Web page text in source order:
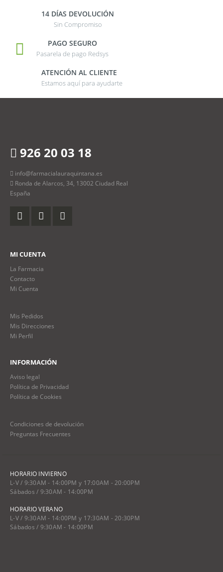
14 DÍAS DEVOLUCIÓN
Sin Compromiso
PAGO SEGURO
Pasarela de pago Redsys
ATENCIÓN AL CLIENTE
Estamos aquí para ayudarte
926 20 03 18
info@farmacialauraquintana.es
Ronda de Alarcos, 34, 13002 Ciudad Real
España
MI CUENTA
La Farmacia
Contacto
Mi Cuenta
Mis Pedidos
Mis Direcciones
Mi Perfil
INFORMACIÓN
Aviso legal
Política de Privacidad
Política de Cookies
Condiciones de devolución
Preguntas Frecuentes
HORARIO INVIERNO
L-V / 9:30AM - 14:00PM y 17:00AM - 20:00PM
Sábados / 9:30AM - 14:00PM
HORARIO VERANO
L-V / 9:30AM - 14:00PM y 17:30AM - 20:30PM
Sábados / 9:30AM - 14:00PM